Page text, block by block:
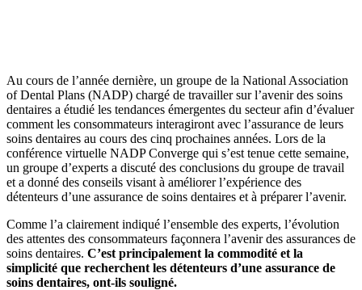
Au cours de l’année dernière, un groupe de la National Association
of Dental Plans (NADP) chargé de travailler sur l’avenir des soins
dentaires a étudié les tendances émergentes du secteur afin d’évaluer
comment les consommateurs interagiront avec l’assurance de leurs
soins dentaires au cours des cinq prochaines années. Lors de la
conférence virtuelle NADP Converge qui s’est tenue cette semaine,
un groupe d’experts a discuté des conclusions du groupe de travail
et a donné des conseils visant à améliorer l’expérience des
détenteurs d’une assurance de soins dentaires et à préparer l’avenir.
Comme l’a clairement indiqué l’ensemble des experts, l’évolution
des attentes des consommateurs façonnera l’avenir des assurances de
soins dentaires. C’est principalement la commodité et la
simplicité que recherchent les détenteurs d’une assurance de
soins dentaires, ont-ils souligné.